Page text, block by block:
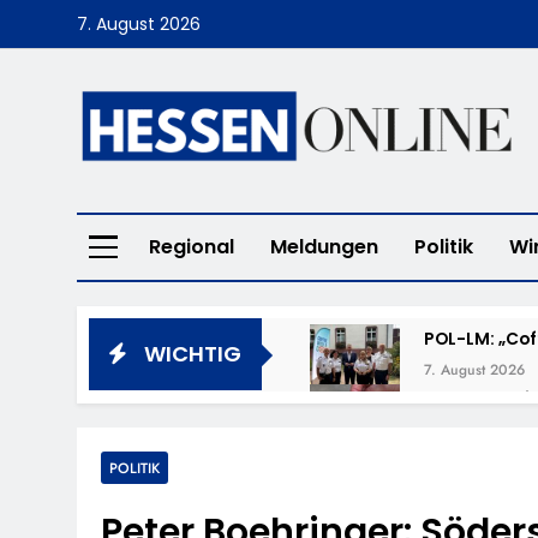
to
7. August 2026
Hessen Online
Regional Meldungen Politik
WICHTIG
POL-LM:
7. August 2026
POL-DA:
POL-OF:
POL-OH:
POLITIK